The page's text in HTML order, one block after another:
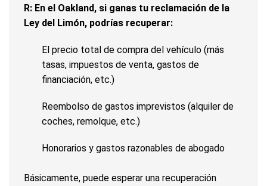
R: En el Oakland, si ganas tu reclamación de la
Ley del Limón, podrías recuperar:
El precio total de compra del vehículo (más
tasas, impuestos de venta, gastos de
financiación, etc.)
Reembolso de gastos imprevistos (alquiler de
coches, remolque, etc.)
Honorarios y gastos razonables de abogado
Básicamente, puede esperar una recuperación